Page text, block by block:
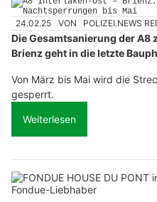
24.02.25 VON POLIZEI.NEWS
Die Gesamtsanierung der
Brienz geht in die letzte
Von März bis Mai wird die
gesperrt.
Weiterlesen